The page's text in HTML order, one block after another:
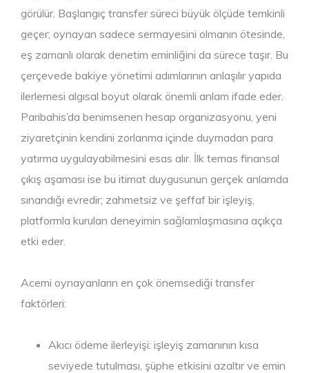
görülür. Başlangıç transfer süreci büyük ölçüde temkinli
geçer; oynayan sadece sermayesini olmanın ötesinde,
eş zamanlı olarak denetim eminliğini da sürece taşır. Bu
çerçevede bakiye yönetimi adımlarının anlaşılır yapıda
ilerlemesi algısal boyut olarak önemli anlam ifade eder.
Paribahis’da benimsenen hesap organizasyonu, yeni
ziyaretçinin kendini zorlanma içinde duymadan para
yatırma uygulayabilmesini esas alır. İlk temas finansal
çıkış aşaması ise bu itimat duygusunun gerçek anlamda
sınandığı evredir; zahmetsiz ve şeffaf bir işleyiş,
platformla kurulan deneyimin sağlamlaşmasına açıkça
etki eder.
Acemi oynayanların en çok önemsediği transfer
faktörleri:
Akıcı ödeme ilerleyişi: işleyiş zamanının kısa
seviyede tutulması, şüphe etkisini azaltır ve emin